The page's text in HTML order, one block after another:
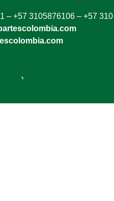
– +57 3105876106 – +57 310